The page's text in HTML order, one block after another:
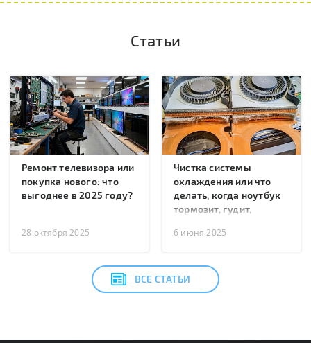
Статьи
Ремонт телевизора или
покупка нового: что
выгоднее в 2025 году?
28 октября 2025
Чистка системы
охлаждения или что
делать, когда ноутбук
тормозит, гудит,
перезагружается?
6 июня 2025
ВСЕ СТАТЬИ